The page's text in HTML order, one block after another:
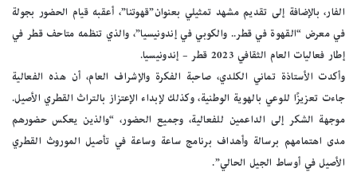
الفار، بالإضافة إلى تقديم مشهد تمثيلي بعنوان”قهوتنا”، أعقبه قيام الحضور بجولة
في معرض “القهوة في قطر.. والكوبي في إندونيسيا”، والذي تنظمه متاحف قطر في
إطار فعاليات العام الثقافي 2023 قطر – إندونيسيا.
وأكدت الأستاذة تماني الكلدي، صاحبة الفكرة والإشراف العام، أن هذه الفعالية
جاءت تعزيزًا للوعي بالهوية الوطنية، وكذلك لإبداء الإعتزاز بالتراث القطري الأصيل.
موجهة الشكر إلى الداعمين للفعالية، وجميع الحضور، “والذين يعكس حضورهم
مدى اهتمامهم برسالة وأهداف برنامج ساعة وساعة في تأصيل الموروث القطري
الأصيل في أوساط الجيل الحالي”.